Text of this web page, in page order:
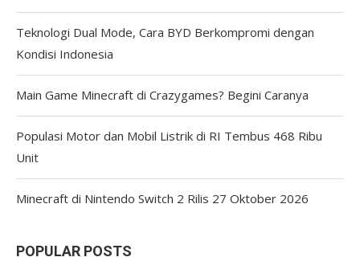
Teknologi Dual Mode, Cara BYD Berkompromi dengan
Kondisi Indonesia
Main Game Minecraft di Crazygames? Begini Caranya
Populasi Motor dan Mobil Listrik di RI Tembus 468 Ribu
Unit
Minecraft di Nintendo Switch 2 Rilis 27 Oktober 2026
POPULAR POSTS